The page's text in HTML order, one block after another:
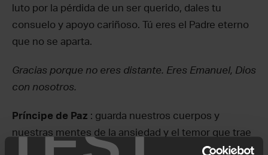
luto por la pérdida de un ser querido, dales tu
consuelo y apoyo cariñoso. Tú eres el Padre eterno
que no se aparta.
Gracias porque no eres distante. Eres Emanuel, Dios
con nosotros.
Príncipe de Paz : guarda nuestros cuerpos y
nuestras mentes de la ansiedad y el temor que trae
la incertidumbre actual. Te pedimos que tu poderosa